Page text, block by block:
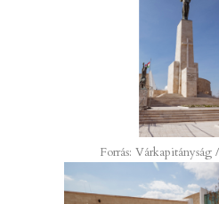
Forrás: Várkapitányság